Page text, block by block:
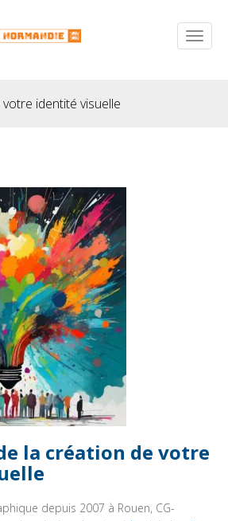
identité visuelle
la création de votre
depuis 2007 à Rouen, CG-